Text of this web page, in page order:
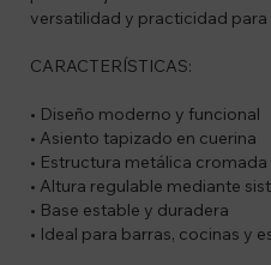
versatilidad y practicidad para
CARACTERÍSTICAS:
• Diseño moderno y funcional
• Asiento tapizado en cuerina
• Estructura metálica
• Altura regulable mediante
• Base estable y duradera
• Ideal para barras, cocinas y